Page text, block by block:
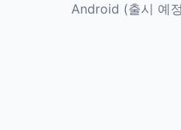
Android (출시 예